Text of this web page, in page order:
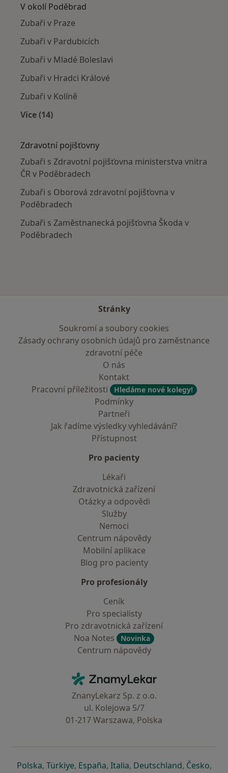
V okolí Poděbrad
Zubaři v Praze
Zubaři v Pardubicích
Zubaři v Mladé Boleslavi
Zubaři v Hradci Králové
Zubaři v Kolíně
Více (14)
Zdravotní pojišťovny
Zubaři s Zdravotní pojišťovna ministerstva vnitra
ČR v Poděbradech
Zubaři s Oborová zdravotní pojišťovna v
Poděbradech
Zubaři s Zaměstnanecká pojišťovna Škoda v
Poděbradech
Stránky
Soukromí a soubory cookies
Zásady ochrany osobních údajů pro zaměstnance
zdravotní péče
O nás
Kontakt
Pracovní příležitosti
Hledáme nové kolegy!
Podmínky
Partneři
Jak řadíme výsledky vyhledávání?
Přístupnost
Pro pacienty
Lékaři
Zdravotnická zařízení
Otázky a odpovědi
Služby
Nemoci
Centrum nápovědy
Mobilní aplikace
Blog pro pacienty
Pro profesionály
Ceník
Pro specialisty
Pro zdravotnická zařízení
Noa Notes
Novinka
Centrum nápovědy
ZnamyLekar - Hlavní stránka
ZnanyLekarz Sp. z o.o.
ul. Kolejowa 5/7
01-217 Warszawa, Polska
Polskase otevře v nové záložce
, Türkiyese otevře v nové záložce
, Españase otevře v nové záložce
, Italiase otevře v nové záložce
, Deutschlandse otevře v
, Českose
,